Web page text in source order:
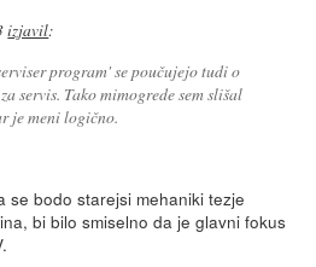
izjavil:
program' se poučujejo tudi o
servis. Tako mimogrede sem slišal
je meni logično.
se bodo starejsi mehaniki tezje
bi bilo smiselno da je glavni fokus